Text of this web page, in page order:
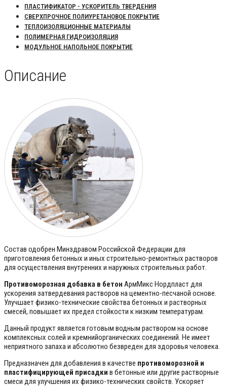
ПЛАСТИФИКАТОР - УСКОРИТЕЛЬ ТВЕРДЕНИЯ
СВЕРХПРОЧНОЕ ПОЛИУРЕТАНОВОЕ ПОКРЫТИЕ
ТЕПЛОИЗОЛЯЦИОННЫЕ МАТЕРИАЛЫ
ПОЛИМЕРНАЯ ГИДРОИЗОЛЯЦИЯ
МОДУЛЬНОЕ НАПОЛЬНОЕ ПОКРЫТИЕ
Описание
Состав одобрен Минздравом Российской Федерации для
приготовления бетонных и иных строительно-ремонтных растворов
для осуществления внутренних и наружных строительных работ.
Противоморозная добавка в бетон АрмМикс Нордпласт для
ускорения затвердевания растворов на цементно-песчаной основе.
Улучшает физико-технические свойства бетонных и растворных
смесей, повышает их предел стойкости к низким температурам.
Данный продукт является готовым водным раствором на основе
комплексных солей и кремнийорганических соединений. Не имеет
неприятного запаха и абсолютно безвреден для здоровья человека.
Предназначен для добавления в качестве противоморозной и
пластифицирующей присадки в бетонные или другие растворные
смеси для улучшения их физико-технических свойств. Ускоряет